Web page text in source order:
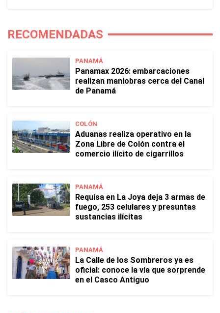
RECOMENDADAS
PANAMÁ
Panamax 2026: embarcaciones
realizan maniobras cerca del Canal
de Panamá
COLÓN
Aduanas realiza operativo en la
Zona Libre de Colón contra el
comercio ilícito de cigarrillos
PANAMÁ
Requisa en La Joya deja 3 armas de
fuego, 253 celulares y presuntas
sustancias ilícitas
PANAMÁ
La Calle de los Sombreros ya es
oficial: conoce la vía que sorprende
en el Casco Antiguo